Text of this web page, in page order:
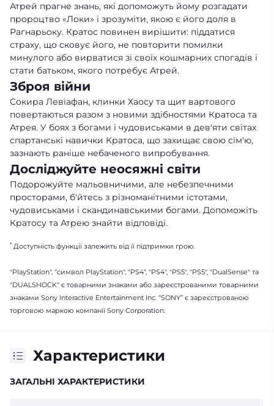
Атрей прагне знань, які допоможуть йому розгадати
пророцтво «Локи» і зрозуміти, якою є його доля в
Рагнарьоку. Кратос повинен вирішити: піддатися
страху, що сковує його, не повторити помилки
минулого або вирватися зі своїх кошмарних спогадів і
стати батьком, якого потребує Атрей.
Зброя війни
Сокира Левіафан, клинки Хаосу та щит вартового
повертаються разом з новими здібностями Кратоса та
Атрея. У боях з богами і чудовиськами в дев'яти світах
спартанські навички Кратоса, що захищає свою сім'ю,
зазнають раніше небаченого випробування.
Досліджуйте неосяжні світи
Подорожуйте мальовничими, але небезпечними
просторами, б'йтесь з різноманітними істотами,
чудовиськами і скандинавськими богами. Допоможіть
Кратосу та Атрею знайти відповіді.
* Доступність функції залежить від її підтримки грою.
"PlayStation", "символ PlayStation", "PS4", "PS4", "PS5", "PS5", "DualSense" та
"DUALSHOCK" є товарними знаками або зареєстрованими товарними
знаками Sony Interactive Entertainment Inc. “SONY” є зареєстрованою
торговою маркою компанії Sony Corporation.
Характеристики
ЗАГАЛЬНІ ХАРАКТЕРИСТИКИ